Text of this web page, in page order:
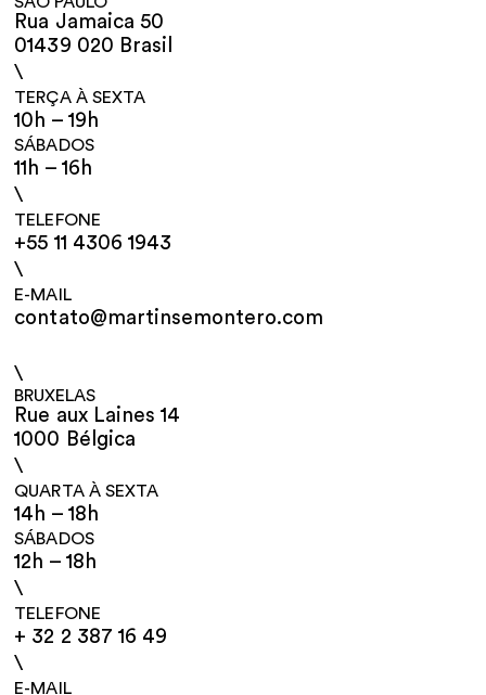
Rua Jamaica 50
01439 020 Brasil
\
TERÇA À SEXTA
10h – 19h
SÁBADOS
11h – 16h
\
TELEFONE
+55 11 4306 1943
\
E-MAIL
contato@martinsemontero.com
\
BRUXELAS
Rue aux Laines 14
1000 Bélgica
\
QUARTA À SEXTA
14h – 18h
SÁBADOS
12h – 18h
\
TELEFONE
+ 32 2 387 16 49
\
E-MAIL